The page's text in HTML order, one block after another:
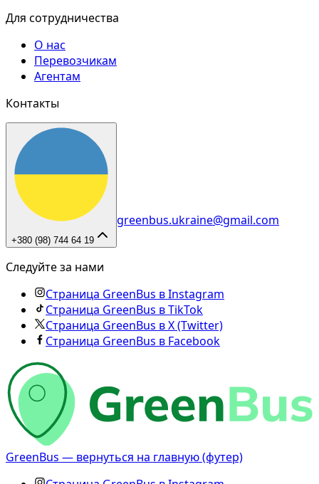
Для сотрудничества
О нас
Перевозчикам
Агентам
Контакты
+380 (98) 744 64 19
greenbus.ukraine@gmail.com
Следуйте за нами
Страница GreenBus в Instagram
Страница GreenBus в TikTok
Страница GreenBus в X (Twitter)
Страница GreenBus в Facebook
GreenBus — вернуться на главную (футер)